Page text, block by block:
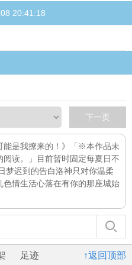
20:41:18
下一页
能是我撩来的！》「※本作品未
读。」目前暂时固定每夏日不
梦迟到的告白洛神只对你温柔
色情生活心落在有你的那座城始
↑返回顶部
足迹